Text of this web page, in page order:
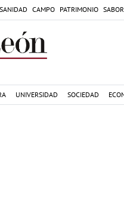
SANIDAD CAMPO PATRIMONIO
UNIVERSIDAD SOCIEDAD